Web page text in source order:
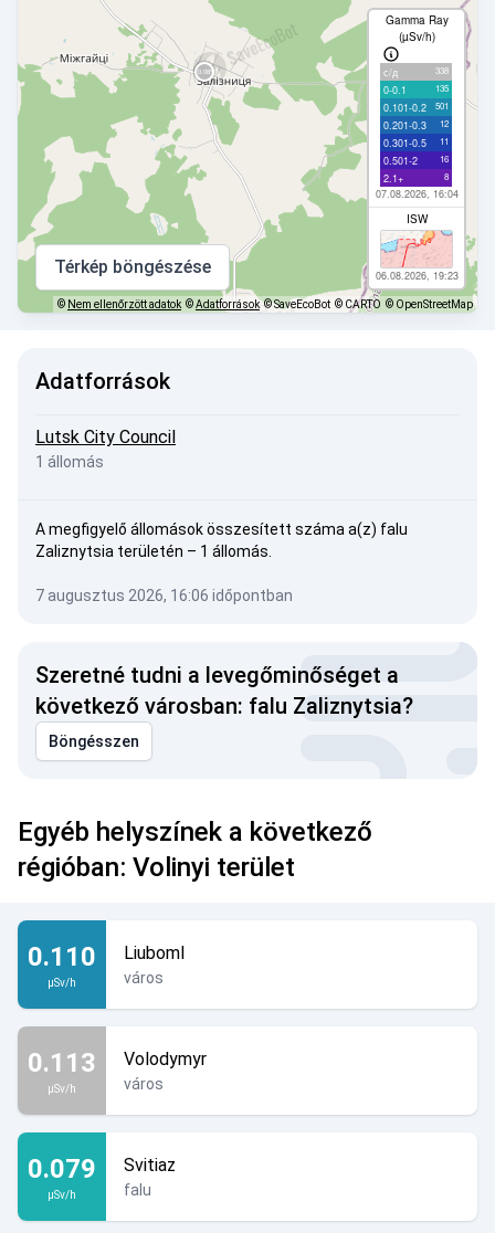
Gamma Ray
(µSv/h)
с/д 338
0-0.1 135
0.101-0.2 501
0.201-0.3 12
0.301-0.5 11
0.501-2 16
2.1+ 8
07.08.2026, 16:04
ISW
06.08.2026, 19:23
Térkép böngészése
© Nem ellenőrzött adatok ©Adatforrások © SaveEcoBot © CARTO © OpenStreetMap
Adatforrások
Lutsk City Council
1 állomás
A megfigyelő állomások összesített száma a(z) falu
Zaliznytsia területén – 1 állomás.
7 augusztus 2026, 16:06 időpontban
Szeretné tudni a levegőminőséget a
következő városban: falu Zaliznytsia?
Böngésszen
Egyéb helyszínek a következő
régióban: Volinyi terület
0.110
µSv/h
Liuboml
város
0.113
µSv/h
Volodymyr
város
0.079
µSv/h
Svitiaz
falu